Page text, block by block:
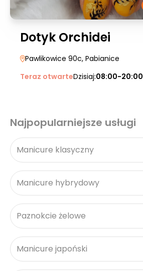
Dotyk Orchidei
Pawlikowice 90c, Pabianice
Teraz otwarteDzisiaj:08:00-20:00
Najpopularniejsze usługi
Manicure klasyczny
Manicure hybrydowy
Paznokcie żelowe
Manicure japoński